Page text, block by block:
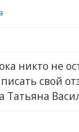
никто не
свой
Татьяна